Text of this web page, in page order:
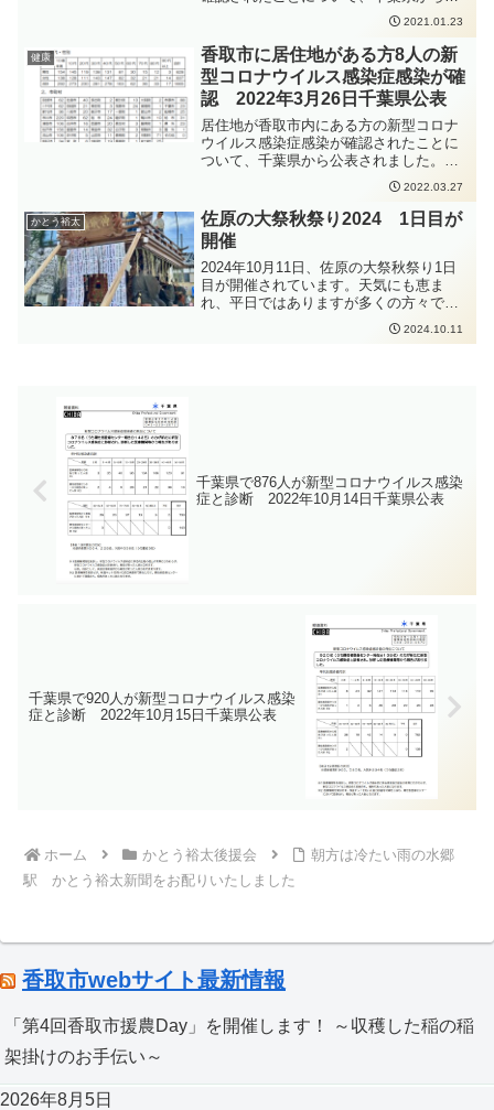
スポットとなっていました。
表されました。推定感染経路について
2021.01.23
健康
香取市に居住地がある方8人の新
型コロナウイルス感染症感染が確
認 2022年3月26日千葉県公表
居住地が香取市内にある方の新型コロナ
ウイルス感染症感染が確認されたことに
ついて、千葉県から公表されました。新
型コロナウイルス感染症の感染拡大防止
のため、手洗いの徹底、人と人との距離
をできるだけ2m以上（最低1m以上）取
ること、会話をするときはマスクを着用
すること、密集・密接・密閉を避けるこ
となどの感染症対策をしっかりと行って
いただくよう、お願いいたします。
2022.03.27
かとう裕太
佐原の大祭秋祭り2024 1日目が
開催
2024年10月11日、佐原の大祭秋祭り1日
目が開催されています。天気にも恵ま
れ、平日ではありますが多くの方々で賑
2024.10.11
千葉県で876人が新型コロナウイルス感染
症と診断 2022年10月14日千葉県公表
千葉県で920人が新型コロナウイルス感染
症と診断 2022年10月15日千葉県公表
ホーム かとう裕太後援会
朝方は冷たい雨の水郷
駅 かとう裕太新聞をお配りいたしました
香取市webサイト最新情報
「第4回香取市援農Day」を開催します！ ～収穫した稲の稲
架掛けのお手伝い～
2026年8月5日